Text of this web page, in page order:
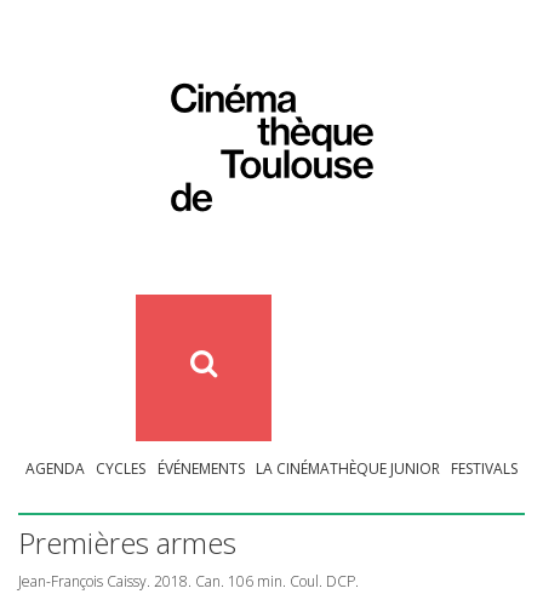
AGENDA CYCLES ÉVÉNEMENTS LA CINÉMATHÈQUE JUNIOR FESTIVALS
Premières armes
Jean-François Caissy. 2018. Can. 106 min. Coul. DCP.